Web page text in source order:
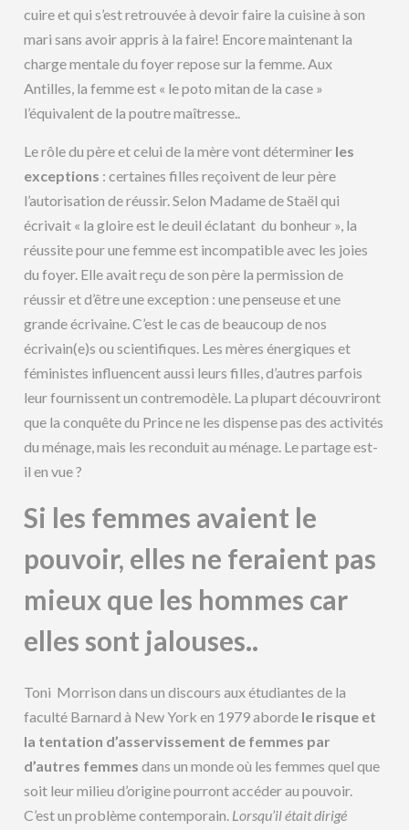
cuire et qui s’est retrouvée à devoir faire la cuisine à son
mari sans avoir appris à la faire! Encore maintenant la
charge mentale du foyer repose sur la femme. Aux
Antilles, la femme est « le poto mitan de la case »
l’équivalent de la poutre maîtresse..
Le rôle du père et celui de la mère vont déterminer les
exceptions : certaines filles reçoivent de leur père
l’autorisation de réussir. Selon Madame de Staël qui
écrivait « la gloire est le deuil éclatant du bonheur », la
réussite pour une femme est incompatible avec les joies
du foyer. Elle avait reçu de son père la permission de
réussir et d’être une exception : une penseuse et une
grande écrivaine. C’est le cas de beaucoup de nos
écrivain(e)s ou scientifiques. Les mères énergiques et
féministes influencent aussi leurs filles, d’autres parfois
leur fournissent un contremodèle. La plupart découvriront
que la conquête du Prince ne les dispense pas des activités
du ménage, mais les reconduit au ménage. Le partage est-
il en vue ?
Si les femmes avaient le
pouvoir, elles ne feraient pas
mieux que les hommes car
elles sont jalouses..
Toni Morrison dans un discours aux étudiantes de la
faculté Barnard à New York en 1979 aborde le risque et
la tentation d’asservissement de femmes par
d’autres femmesdans un monde où les femmes quel que
soit leur milieu d’origine pourront accéder au pouvoir.
C’est un problème contemporain. Lorsqu’il était dirigé